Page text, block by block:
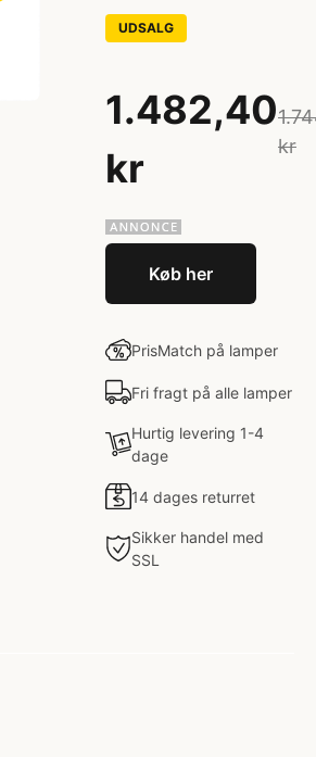
UDSALG
1.482,40
kr
kr
Køb her
PrisMatch på lamper
Fri fragt på alle lamper
Hurtig levering 1-4
dage
14 dages returret
Sikker handel med
SSL